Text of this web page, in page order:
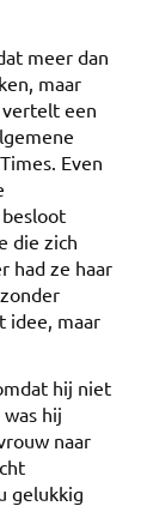
meer dan
maar
vertelt een
Even
die zich
had ze haar
idee, maar
hij niet
hij
naar
gelukkig